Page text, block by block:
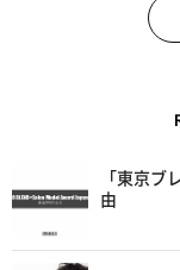
「東京ブ
由